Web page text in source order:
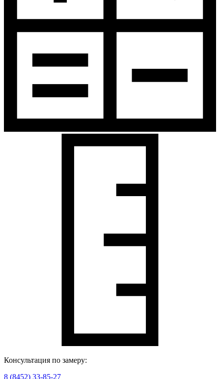
Консультация по замеру:
8 (8452) 33-85-27